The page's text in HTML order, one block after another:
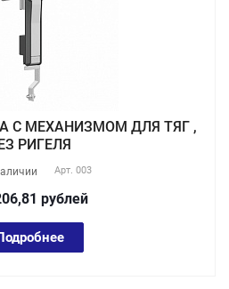
С МЕХАНИЗМОМ ДЛЯ ТЯГ ,
РИГЕЛЯ
Арт. 003
рублей